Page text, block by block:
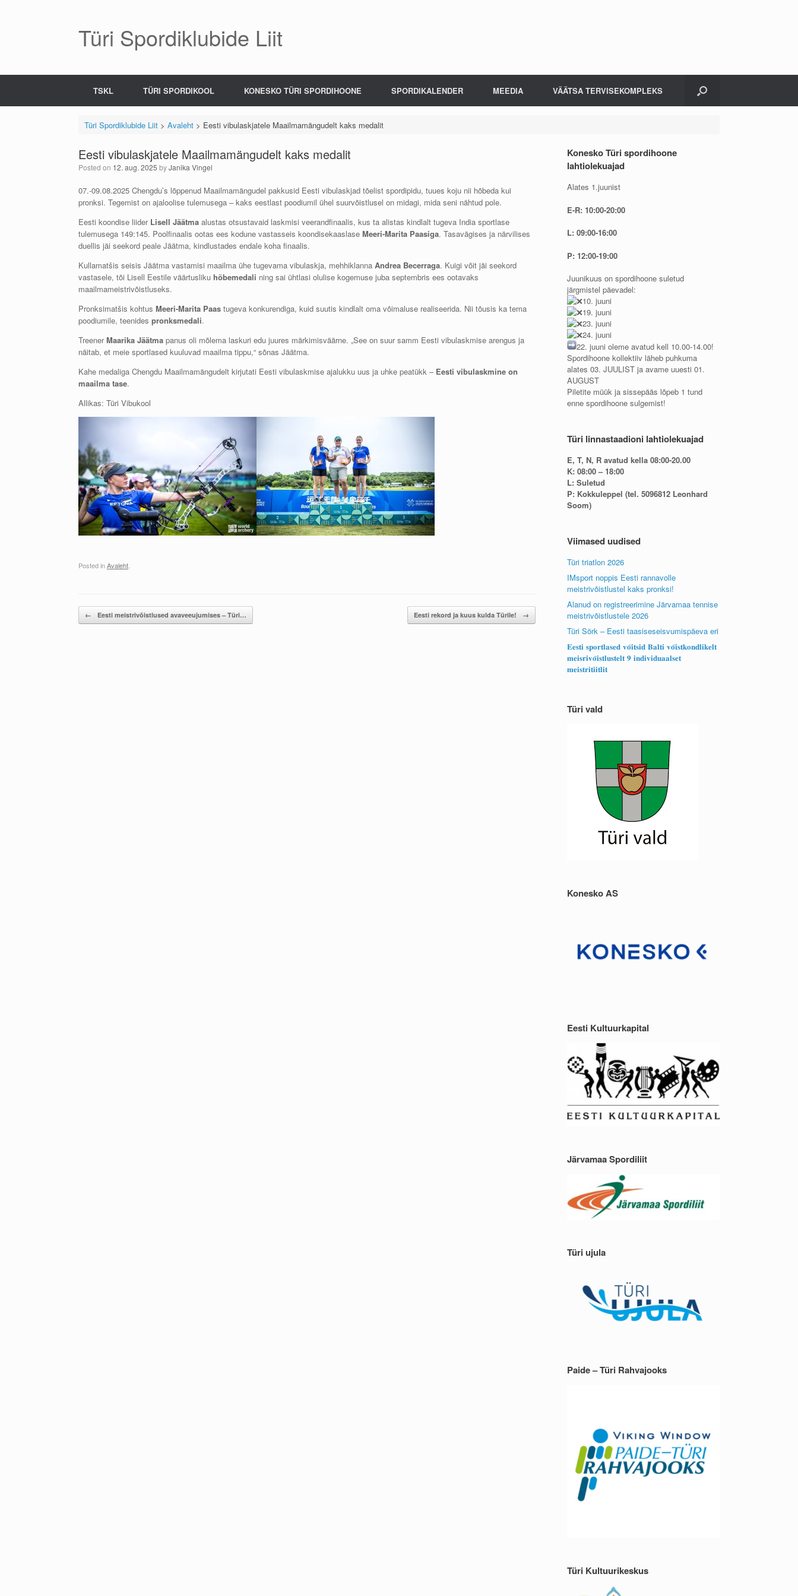
Türi Spordiklubide Liit
TSKL TÜRI SPORDIKOOL KONESKO TÜRI SPORDIHOONE SPORDIKALENDER MEEDIA VÄÄTSA TERVISEKOMPLEKS
Türi Spordiklubide Liit> Avaleht> Eesti vibulaskjatele Maailmamängudelt kaks medalit
Eesti vibulaskjatele Maailmamängudelt kaks medalit
Posted on 12. aug. 2025 byJanika Vingel
07.-09.08.2025 Chengdu’s lõppenud Maailmamängudel pakkusid Eesti vibulaskjad tõelist spordipidu, tuues koju nii hõbeda kui
pronksi. Tegemist on ajaloolise tulemusega – kaks eestlast poodiumil ühel suurvõistlusel on midagi, mida seni nähtud pole.
Eesti koondise liider Lisell Jäätma alustas otsustavaid laskmisi veerandfinaalis, kus ta alistas kindlalt tugeva India sportlase
tulemusega 149:145. Poolfinaalis ootas ees kodune vastasseis koondisekaaslase Meeri-Marita Paasiga. Tasavägises ja närvilises
duellis jäi seekord peale Jäätma, kindlustades endale koha finaalis.
Kullamatšis seisis Jäätma vastamisi maailma ühe tugevama vibulaskja, mehhiklanna Andrea Becerraga. Kuigi võit jäi seekord
vastasele, tõi Lisell Eestile väärtusliku hõbemedali ning sai ühtlasi olulise kogemuse juba septembris ees ootavaks
maailmameistrivõistluseks.
Pronksimatšis kohtus Meeri-Marita Paas tugeva konkurendiga, kuid suutis kindlalt oma võimaluse realiseerida. Nii tõusis ka tema
poodiumile, teenides pronksmedali.
TreenerMaarika Jäätma panus oli mõlema laskuri edu juures märkimisväärne. „See on suur samm Eesti vibulaskmise arengus ja
näitab, et meie sportlased kuuluvad maailma tippu,“ sõnas Jäätma.
Kahe medaliga Chengdu Maailmamängudelt kirjutati Eesti vibulaskmise ajalukku uus ja uhke peatükk – Eesti vibulaskmine on
maailma tase.
Allikas: Türi Vibukool
Posted inAvaleht.
Post navigation
← Eesti meistrivõistlused avaveeujumises – Türi… Eesti rekord ja kuus kulda Türile! →
Konesko Türi spordihoone
lahtiolekuajad
Alates 1.juunist
E-R: 10:00-20:00
L: 09:00-16:00
P: 12:00-19:00
Juunikuus on spordihoone suletud
järgmistel päevadel:
10. juuni
19. juuni
23. juuni
24. juuni
22. juuni oleme avatud kell 10.00-14.00!
Spordihoone kollektiiv läheb puhkuma
alates 03. JUULIST ja avame uuesti 01.
AUGUST
Piletite müük ja sissepääs lõpeb 1 tund
enne spordihoone sulgemist!
Türi linnastaadioni lahtiolekuajad
E, T, N, R avatud kella 08:00-20.00
K: 08:00 – 18:00
L: Suletud
P: Kokkuleppel (tel. 5096812 Leonhard
Soom)
Viimased uudised
Türi triatlon 2026
IMsport noppis Eesti rannavolle
meistrivõistlustel kaks pronksi!
Alanud on registreerimine Järvamaa tennise
meistrivõistlustele 2026
Türi Sörk – Eesti taasiseseisvumispäeva eri
𝐄𝐞𝐬𝐭𝐢 𝐬𝐩𝐨𝐫𝐭𝐥𝐚𝐬𝐞𝐝 𝐯𝐨̃𝐢𝐭𝐬𝐢𝐝 𝐁𝐚𝐥𝐭𝐢 𝐯𝐨̃𝐢𝐬𝐭𝐤𝐨𝐧𝐝𝐥𝐢𝐤𝐞𝐥𝐭
𝐦𝐞𝐢𝐬𝐫𝐢𝐯𝐨̃𝐢𝐬𝐭𝐥𝐮𝐬𝐭𝐞𝐥𝐭 𝟗 𝐢𝐧𝐝𝐢𝐯𝐢𝐝𝐮𝐚𝐚𝐥𝐬𝐞𝐭
𝐦𝐞𝐢𝐬𝐭𝐫𝐢𝐭𝐢𝐢𝐭𝐥𝐢𝐭
Türi vald
Konesko AS
Eesti Kultuurkapital
Järvamaa Spordiliit
Türi ujula
Paide – Türi Rahvajooks
Türi Kultuurikeskus